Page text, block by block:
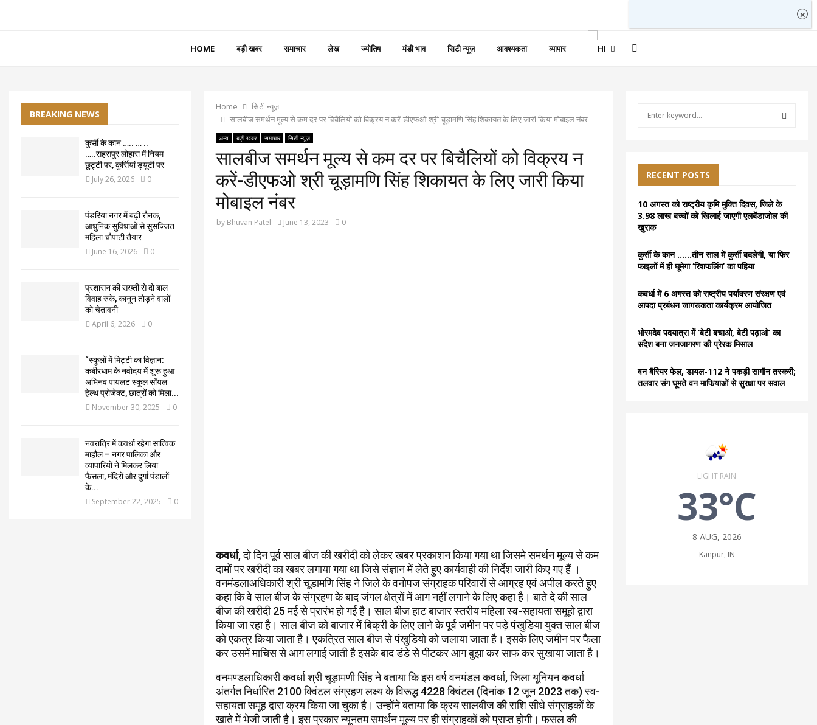
HOME बड़ी खबर समाचार लेख ज्योतिष मंडी भाव सिटी न्यूज़ आवश्यकता व्यापार
Home
सिटी न्यूज़
सालबीज समर्थन मूल्य से कम दर पर बिचैलियों को विक्रय न करें-डीएफओ श्री चूड़ामणि सिंह शिकायत के लिए जारी किया मोबाइल नंबर
अन्य बड़ी खबर समाचार सिटी न्यूज़
सालबीज समर्थन मूल्य से कम दर पर बिचैलियों को विक्रय न
करें-डीएफओ श्री चूड़ामणि सिंह शिकायत के लिए जारी किया
मोबाइल नंबर
by Bhuvan Patel June 13, 2023 0
कवर्धा, दो दिन पूर्व साल बीज की खरीदी को लेकर खबर प्रकाशन किया गया था जिसमे समर्थन मूल्य से कम
दामों पर खरीदी का खबर लगाया गया था जिसे संज्ञान में लेते हुए कार्यवाही की निर्देश जारी किए गए हैं ।
वनमंडलाअधिकारी श्री चूडामणि सिंह ने जिले के वनोपज संग्राहक परिवारों से आग्रह एवं अपील करते हुए
कहा कि वे साल बीज के संग्रहण के बाद जंगल क्षेत्रों में आग नहीं लगाने के लिए कहा है। बाते दे की साल
बीज की खरीदी 25 मई से प्रारंभ हो गई है। साल बीज हाट बाजार स्तरीय महिला स्व-सहायता समूहो द्वारा
किया जा रहा है। साल बीज को बाजार में बिक्री के लिए लाने के पूर्व जमीन पर पड़े पंखुडिया युक्त साल बीज
को एकत्र किया जाता है। एकत्रित साल बीज से पंखुडियो को जलाया जाता है। इसके लिए जमीन पर फैला
कर उसमें माचिस से आग लगाई जाती है इसके बाद डंडे से पीटकर आग बुझा कर साफ कर सुखाया जाता है।
वनमण्डलाधिकारी कवर्धा श्री चूड़ामणी सिंह ने बताया कि इस वर्ष वनमंडल कवर्धा, जिला यूनियन कवर्धा
अंतर्गत निर्धारित 2100 क्विंटल संग्रहण लक्ष्य के विरूद्ध 4228 क्विंटल (दिनांक 12 जून 2023 तक) स्व-
सहायता समूह द्वारा क्रय किया जा चुका है। उन्होंने बताया कि क्रय सालबीज की राशि सीधे संग्राहकों के
खाते में भेजी जाती है। इस प्रकार न्यूनतम समर्थन मूल्य पर ही संग्राहकों को प्राप्त होगी। फसल की
BREAKING NEWS
कुर्सी के कान ….. … ..
…..सहसपुर लोहारा में नियम
छुट्टी पर, कुर्सियां ड्यूटी पर
July 26, 2026 0
पंडरिया नगर में बढ़ी रौनक,
आधुनिक सुविधाओं से सुसज्जित
महिला चौपाटी तैयार
June 16, 2026 0
प्रशासन की सख्ती से दो बाल
विवाह रुके, कानून तोड़ने वालों
को चेतावनी
April 6, 2026 0
“स्कूलों में मिट्टी का विज्ञान:
कबीरधाम के नवोदय में शुरू हुआ
अभिनव पायलट स्कूल सॉयल
हेल्थ प्रोजेक्ट, छात्रों को मिला...
November 30, 2025 0
नवरात्रि में कवर्धा रहेगा सात्विक
माहौल – नगर पालिका और
व्यापारियों ने मिलकर लिया
फैसला, मंदिरों और दुर्गा पंडालों
के...
September 22, 2025 0
f
o
r
:
R
H
RECENT POSTS
10 अगस्त को राष्ट्रीय कृमि मुक्ति दिवस, जिले के
3.98 लाख बच्चों को खिलाई जाएगी एलबेंडाजोल की
खुराक
कुर्सी के कान ……तीन साल में कुर्सी बदलेगी, या फिर
फाइलों में ही घूमेगा ‘रिशफलिंग’ का पहिया
कवर्धा में 6 अगस्त को राष्ट्रीय पर्यावरण संरक्षण एवं
आपदा प्रबंधन जागरूकता कार्यक्रम आयोजित
भोरमदेव पदयात्रा में ‘बेटी बचाओ, बेटी पढ़ाओ’ का
संदेश बना जनजागरण की प्रेरक मिसाल
वन बैरियर फेल, डायल-112 ने पकड़ी सागौन तस्करी;
तलवार संग घूमते वन माफियाओं से सुरक्षा पर सवाल
LIGHT RAIN
33°C
8 AUG, 2026
Kanpur, IN